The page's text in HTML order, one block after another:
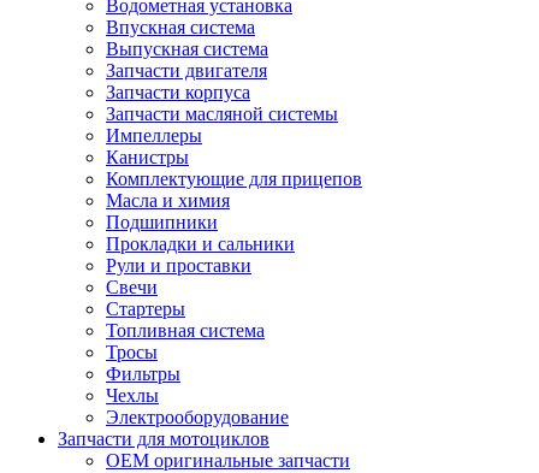
Водометная установка
Впускная система
Выпускная система
Запчасти двигателя
Запчасти корпуса
Запчасти масляной системы
Импеллеры
Канистры
Комплектующие для прицепов
Масла и химия
Подшипники
Прокладки и сальники
Рули и проставки
Свечи
Стартеры
Топливная система
Тросы
Фильтры
Чехлы
Электрооборудование
Запчасти для мотоциклов
OEM оригинальные запчасти